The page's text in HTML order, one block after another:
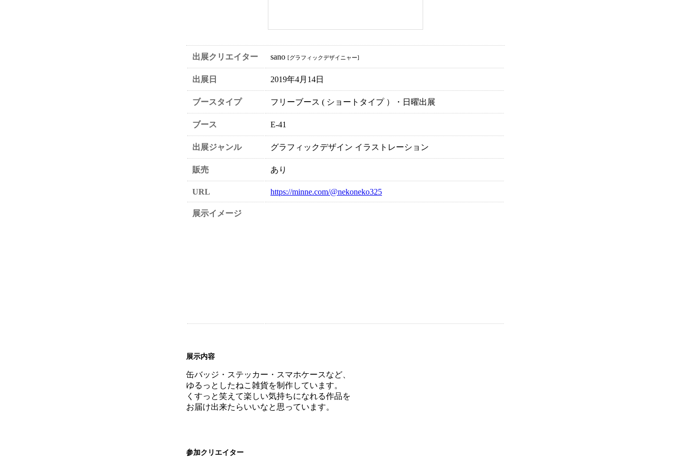
出展クリエイター sano [グラフィックデザイニャー]
出展日 2019年4月14日
ブースタイプ フリーブース ( ショートタイプ ）・日曜出展
ブース E-41
出展ジャンル グラフィックデザイン イラストレーション
販売 あり
URL https://minne.com/@nekoneko325
展示イメージ
展示内容
缶バッジ・ステッカー・スマホケースなど、
ゆるっとしたねこ雑貨を制作しています。
くすっと笑えて楽しい気持ちになれる作品を
お届け出来たらいいなと思っています。
参加クリエイター